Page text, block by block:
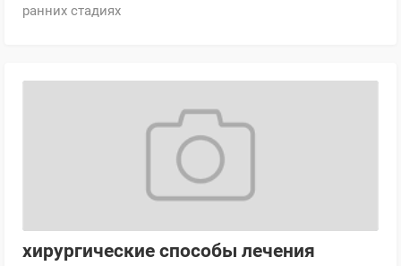
ранних стадиях
хирургические способы лечения